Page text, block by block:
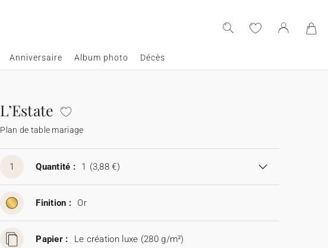
Anniversaire Album photo Décès
L’Estate
Plan de table mariage
1 Quantité : 1 (3,88 €)
Finition : Or
Papier : Le création luxe (280 g/m²)